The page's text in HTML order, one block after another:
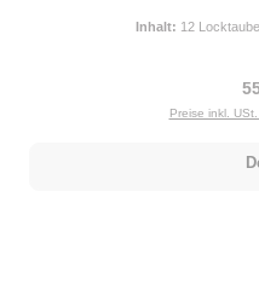
Inhalt: 12
Preise inkl.